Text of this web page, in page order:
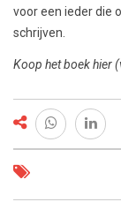
voor een ieder die
schrijven.
Koop het boek hier